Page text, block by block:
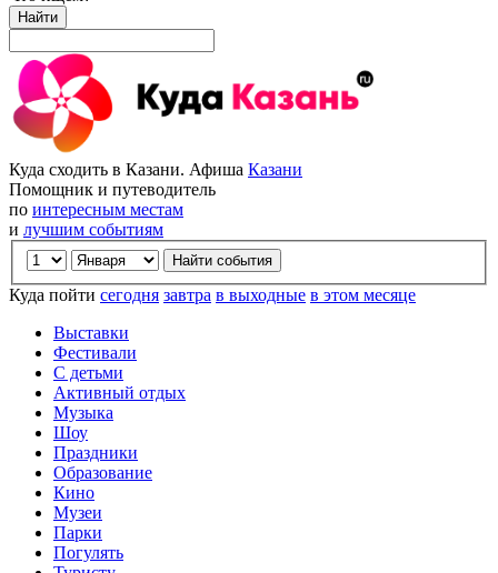
Найти
Куда сходить в Казани. Афиша Казани
Помощник и путеводитель
по интересным местам
и лучшим событиям
Куда пойти сегодня завтра в выходные в этом месяце
Выставки
Фестивали
С детьми
Активный отдых
Музыка
Шоу
Праздники
Образование
Кино
Музеи
Парки
Погулять